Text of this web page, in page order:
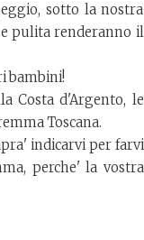
sotto la nostra
pulita renderanno il
bambini!
Costa d'Argento, le
Toscana.
indicarvi per farvi
perche' la vostra